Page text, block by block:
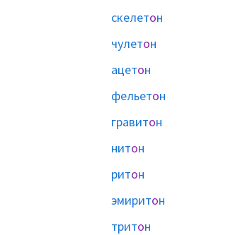
скелетон
чулетон
ацетон
фельетон
гравитон
нитон
ритон
эмиритон
тритон